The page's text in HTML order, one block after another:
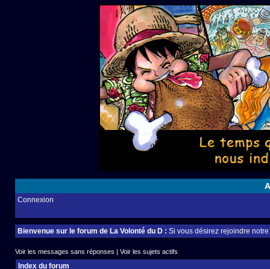
Connexion
Bienvenue sur le forum de La Volonté du D : Si vous désirez rejoindre
Voir les messages sans réponses | Voir les sujets actifs
Index du forum